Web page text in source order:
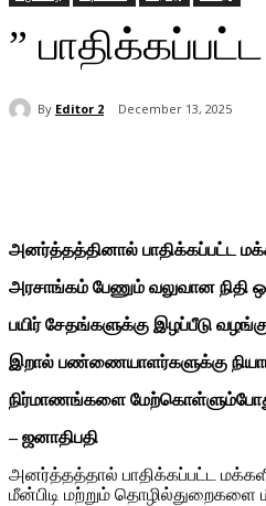
”
By Editor 2 December 13, 2025
அனர்த்தத்தினால் பாதிக்கப்பட்ட
அரசாங்கம் பேணும் வலுவான நிதி
பயிர் சேதங்களுக்கு இழப்பீடு
இறால் பண்ணையாளர்களுக்கு
நிர்மாணங்களை
– ஜனாதிபதி
அனர்த்தத்தால் பாதிக்கப்பட்ட
மீன்பிடி மற்றும் தொழில்துறைகளை